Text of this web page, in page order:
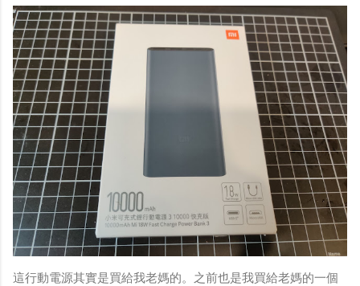
這行動電源其實是買給我老媽的。之前也是我買給老媽的一個